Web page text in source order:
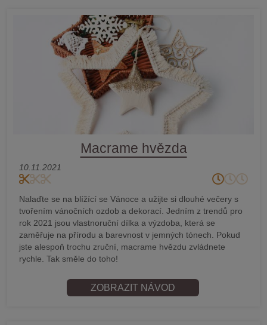
Macrame hvězda
10.11.2021
Nalaďte se na blížící se Vánoce a užijte si dlouhé večery s
tvořením vánočních ozdob a dekorací. Jedním z trendů pro
rok 2021 jsou vlastnoruční dílka a výzdoba, která se
zaměřuje na přírodu a barevnost v jemných tónech. Pokud
jste alespoň trochu zruční, macrame hvězdu zvládnete
rychle. Tak směle do toho!
ZOBRAZIT NÁVOD